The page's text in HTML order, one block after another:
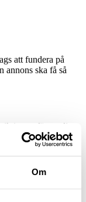
Om
att fundera på
annons ska få så
för att din
att bilen är ren och
Ta sedan
att bilen är i gott
att köparen vet om